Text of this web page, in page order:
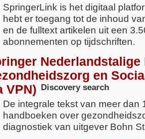
SpringerLink is het digitaal
hebt er toegang tot de inhoud
en de fulltext artikelen uit een
abonnementen op tijdschriften.
en
VPN) Discovery search
De integrale tekst van meer dan
handboeken over
diagnostiek van uitgever Bohn